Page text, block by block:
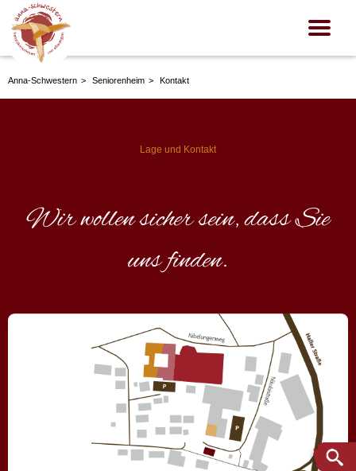
zu achten und zu wahren ist uns wichtig.
Anna-Schwestern Seniorenheim Kontakt
Lage und Kontakt
Wir wollen sicher sein, dass Sie
uns finden.